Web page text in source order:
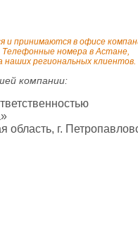
и принимаются в офисе
Телефонные номера в Астане,
региональных клиентов.
компании:
область, г.